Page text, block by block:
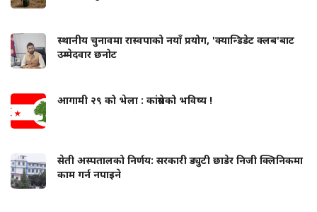
स्थानीय चुनावमा रास्वपाको नयाँ प्रयोग, 'क्यान्डिडेट क्लब'बाट
उम्मेदवार छनोट
आगामी २९ को भेला : कांग्रेसको भविष्य !
सेती अस्पतालको निर्णय: सरकारी ड्युटी छाडेर निजी क्लिनिकमा
काम गर्न नपाइने